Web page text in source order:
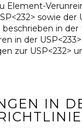
Element-
sowie der
in der
in der
zur USP<232>
IN